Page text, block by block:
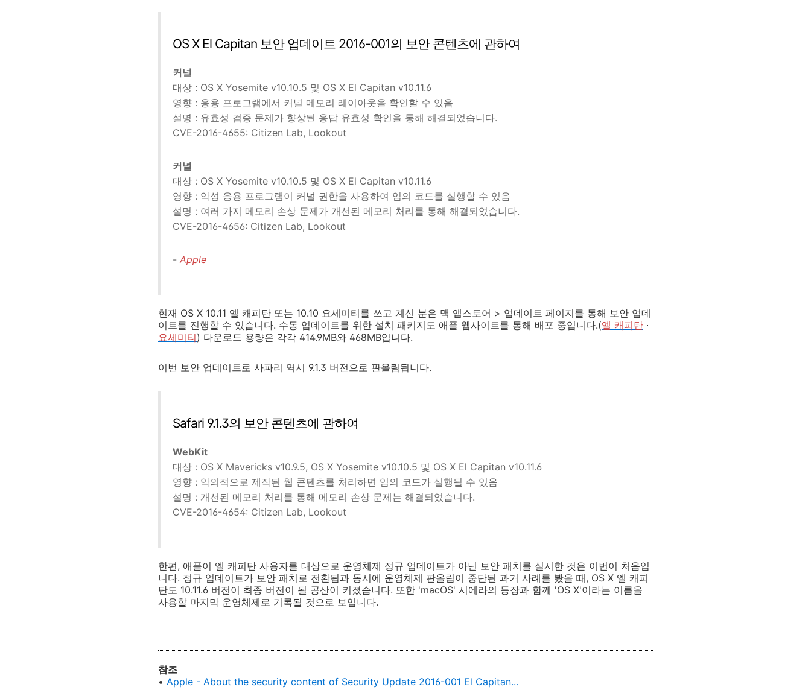
OS X El Capitan 보안 업데이트 2016-001의 보안 콘텐츠에 관하여
커널
대상 : OS X Yosemite v10.10.5 및 OS X El Capitan v10.11.6
영향 : 응용 프로그램에서 커널 메모리 레이아웃을 확인할 수 있음
설명 : 유효성 검증 문제가 향상된 응답 유효성 확인을 통해 해결되었습니다.
CVE-2016-4655: Citizen Lab, Lookout
커널
대상 : OS X Yosemite v10.10.5 및 OS X El Capitan v10.11.6
영향 : 악성 응용 프로그램이 커널 권한을 사용하여 임의 코드를 실행할 수 있음
설명 : 여러 가지 메모리 손상 문제가 개선된 메모리 처리를 통해 해결되었습니다.
CVE-2016-4656: Citizen Lab, Lookout
- Apple
현재 OS X 10.11 엘 캐피탄 또는 10.10 요세미티를 쓰고 계신 분은 맥 앱스토어 > 업데이트 페이지를 통해 보안 업데
이트를 진행할 수 있습니다. 수동 업데이트를 위한 설치 패키지도 애플 웹사이트를 통해 배포 중입니다.(엘 캐피탄 ∙
요세미티) 다운로드 용량은 각각 414.9MB와 468MB입니다.
이번 보안 업데이트로 사파리 역시 9.1.3 버전으로 판올림됩니다.
Safari 9.1.3의 보안 콘텐츠에 관하여
WebKit
대상 : OS X Mavericks v10.9.5, OS X Yosemite v10.10.5 및 OS X El Capitan v10.11.6
영향 : 악의적으로 제작된 웹 콘텐츠를 처리하면 임의 코드가 실행될 수 있음
설명 : 개선된 메모리 처리를 통해 메모리 손상 문제는 해결되었습니다.
CVE-2016-4654: Citizen Lab, Lookout
한편, 애플이 엘 캐피탄 사용자를 대상으로 운영체제 정규 업데이트가 아닌 보안 패치를 실시한 것은 이번이 처음입
니다. 정규 업데이트가 보안 패치로 전환됨과 동시에 운영체제 판올림이 중단된 과거 사례를 봤을 때, OS X 엘 캐피
탄도 10.11.6 버전이 최종 버전이 될 공산이 커졌습니다. 또한 'macOS' 시에라의 등장과 함께 'OS X'이라는 이름을
사용할 마지막 운영체제로 기록될 것으로 보입니다.
참조
• Apple - About the security content of Security Update 2016-001 El Capitan...